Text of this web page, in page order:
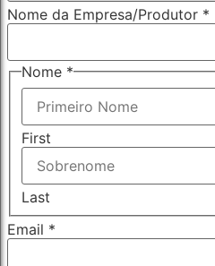
Nome da Empresa/Produtor *
Nome *
First
Last
Email *